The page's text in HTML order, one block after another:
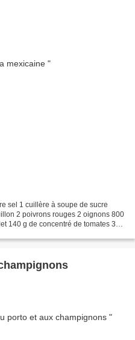
sel 1 cuillère à soupe de sucre
2 poivrons rouges 2 oignons 800
140 g de concentré de tomates 300